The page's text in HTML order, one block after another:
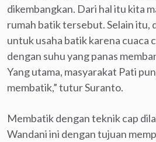
dikembangkan. Dari hal itu kita
rumah batik tersebut. Selain itu,
untuk usaha batik karena cuaca
dengan suhu yang panas
Yang utama, masyarakat Pati
membatik,” tutur Suranto.
Membatik dengan teknik cap
Wandani ini dengan tujuan